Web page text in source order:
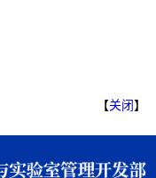
【关闭】